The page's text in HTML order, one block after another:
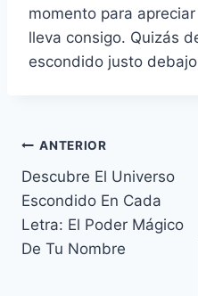
momento para
lleva consigo. Quizás
escondido justo
Navegación
de
entradas
ANTERIOR
Descubre El Universo
Escondido En Cada
Letra: El Poder Mágico
De Tu Nombre